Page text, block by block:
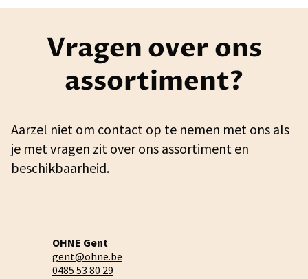
Vragen over ons
assortiment?
Aarzel niet om contact op te nemen met ons als
je met vragen zit over ons assortiment en
beschikbaarheid.
OHNE Gent
gent@ohne.be
0485 53 80 29